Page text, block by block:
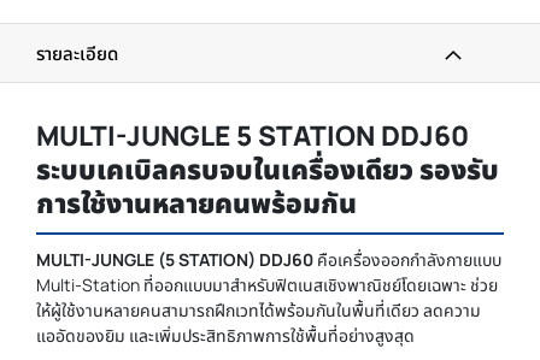
รายละเอียด
MULTI-JUNGLE 5 STATION DDJ60
ระบบเคเบิลครบจบในเครื่องเดียว รองรับ
การใช้งานหลายคนพร้อมกัน
MULTI-JUNGLE (5 STATION) DDJ60 คือเครื่องออกกำลังกายแบบ
Multi-Station ที่ออกแบบมาสำหรับฟิตเนสเชิงพาณิชย์โดยเฉพาะ ช่วย
ให้ผู้ใช้งานหลายคนสามารถฝึกเวทได้พร้อมกันในพื้นที่เดียว ลดความ
แออัดของยิม และเพิ่มประสิทธิภาพการใช้พื้นที่อย่างสูงสุด